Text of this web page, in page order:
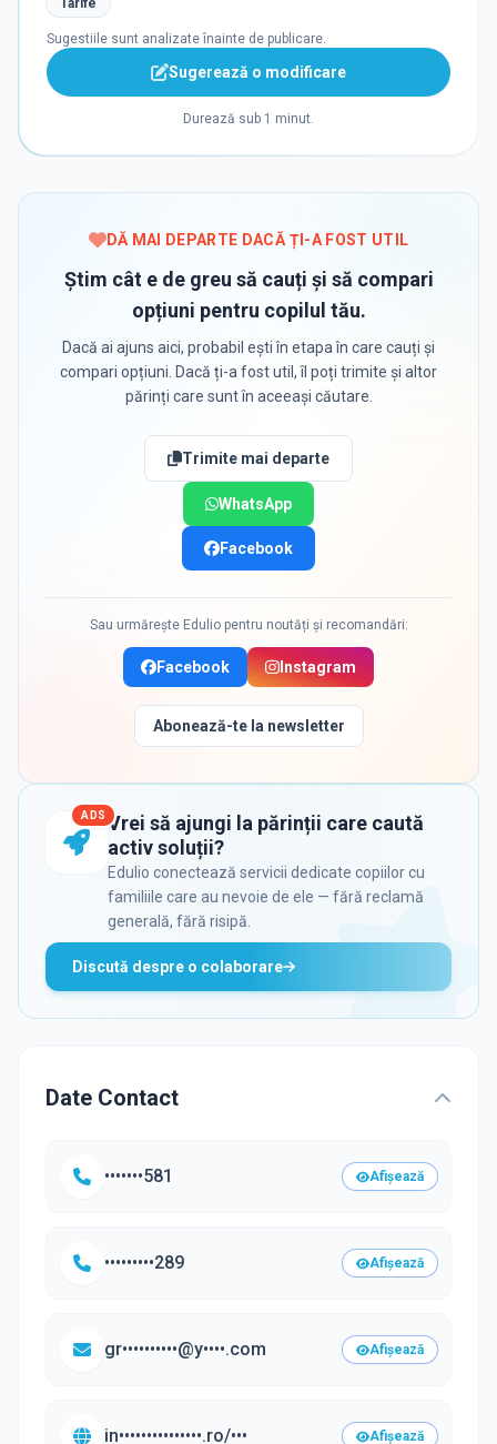
Tarife
Sugestiile sunt analizate înainte de publicare.
Sugerează o modificare
Durează sub 1 minut.
DĂ MAI DEPARTE DACĂ ȚI-A FOST UTIL
Știm cât e de greu să cauți și să compari
opțiuni pentru copilul tău.
Dacă ai ajuns aici, probabil ești în etapa în care cauți și
compari opțiuni. Dacă ți-a fost util, îl poți trimite și altor
părinți care sunt în aceeași căutare.
Trimite mai departe
WhatsApp
Facebook
Sau urmărește Edulio pentru noutăți și recomandări:
Facebook Instagram
Abonează-te la newsletter
ADS Vrei să ajungi la părinții care caută
activ soluții?
Edulio conectează servicii dedicate copiilor cu
familiile care au nevoie de ele — fără reclamă
generală, fără risipă.
Discută despre o colaborare
Date Contact
•••••••581 Afișează
•••••••••289 Afișează
gr••••••••••@y••••.com Afișează
in•••••••••••••••.ro/••• Afișează